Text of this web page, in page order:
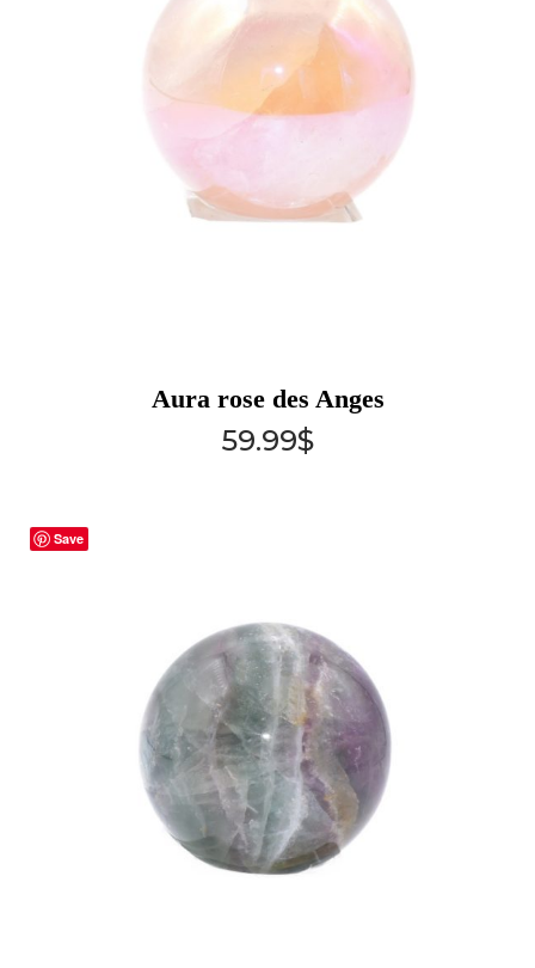
Aura rose des Anges
59.99$
Save